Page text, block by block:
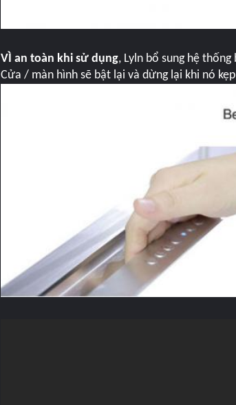
VÌ an toàn khi sử dụng, Lyln bổ sung hệ
Cửa / màn hình sẽ bật lại và dừng lại khi nó